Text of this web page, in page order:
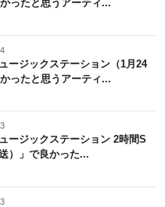
ったと思うアーティ...
ージックステーション（1月24
ったと思うアーティ...
ージックステーション 2時間S
）」で良かった...